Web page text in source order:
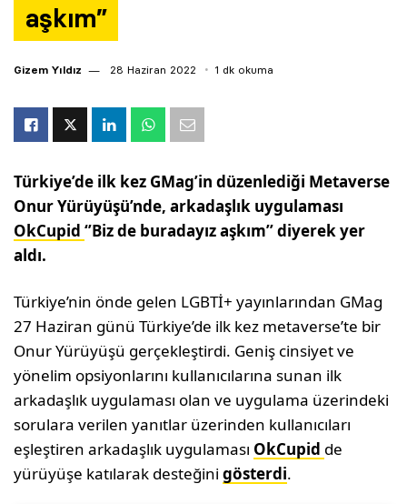
aşkım”
Gizem Yıldız 28 Haziran 2022 1 dk okuma
Türkiye’de ilk kez GMag’in düzenlediği Metaverse
Onur Yürüyüşü’nde, arkadaşlık uygulaması
OkCupid‘’Biz de buradayız aşkım’’ diyerek yer
aldı.
Türkiye’nin önde gelen LGBTİ+ yayınlarından GMag
27 Haziran günü Türkiye’de ilk kez metaverse’te bir
Onur Yürüyüşü gerçekleştirdi. Geniş cinsiyet ve
yönelim opsiyonlarını kullanıcılarına sunan ilk
arkadaşlık uygulaması olan ve uygulama üzerindeki
sorulara verilen yanıtlar üzerinden kullanıcıları
eşleştiren arkadaşlık uygulaması OkCupid de
yürüyüşe katılarak desteğinigösterdi.